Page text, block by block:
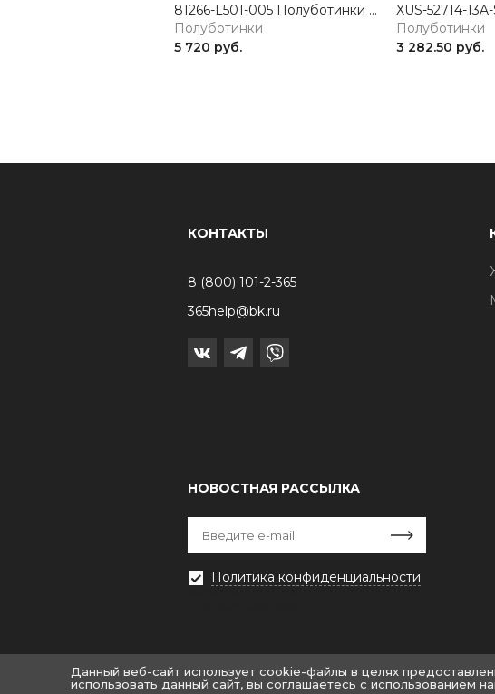
81266-L501-005 Полуботинки женские натуральная кожа бежевый 365
Полуботинки
5 720 руб.
Полуботинки
3 282.50 руб.
КОНТАКТЫ
8 (800) 101-2-365
365help@bk.ru
НОВОСТНАЯ РАССЫЛКА
Политика конфиденциальности
© «Крайт: Одежда.Fashion»
Данный веб-сайт использует cookie-файлы в целях
использовать данный сайт, вы соглашаетесь с использованием